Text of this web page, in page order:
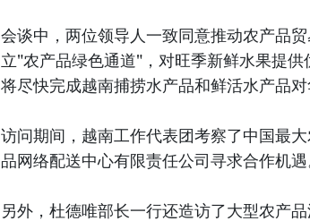
会谈中，两位领导人一致同意推动农产品
立"农产品绿色通道"，对旺季新鲜水果提
将尽快完成越南捕捞水产品和鲜活水产品对
访问期间，越南工作代表团考察了中国最
品网络配送中心有限责任公司寻求合作机遇
另外，杜德唯部长一行还造访了大型农产